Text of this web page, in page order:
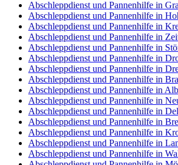
Abschleppdienst und Pannenhilfe in
Abschleppdienst und Pannenhilfe in
Abschleppdienst und Pannenhilfe in
Abschleppdienst und Pannenhilfe in
Abschleppdienst und Pannenhilfe in
Abschleppdienst und Pannenhilfe in
Abschleppdienst und Pannenhilfe in
Abschleppdienst und Pannenhilfe in
Abschleppdienst und Pannenhilfe in
Abschleppdienst und Pannenhilfe in
Abschleppdienst und Pannenhilfe in
Abschleppdienst und Pannenhilfe in
Abschleppdienst und Pannenhilfe in
Abschleppdienst und Pannenhilfe in
Abschleppdienst und Pannenhilfe in